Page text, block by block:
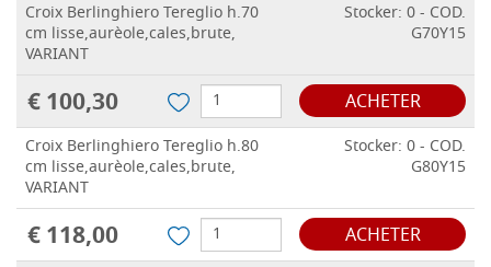
Croix Berlinghiero Tereglio h.70
cm lisse,aurèole,cales,brute,
VARIANT
Stocker: 0 - COD.
G70Y15
€ 100,30 ACHETER
Croix Berlinghiero Tereglio h.80
cm lisse,aurèole,cales,brute,
VARIANT
Stocker: 0 - COD.
G80Y15
€ 118,00 ACHETER